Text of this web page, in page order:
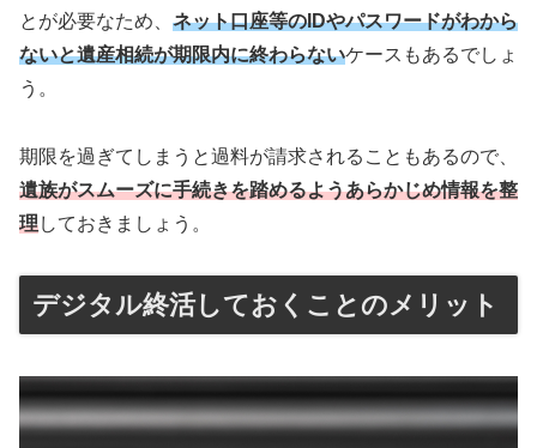
とが必要なため、 ネット口座等のIDやパスワードがわから
ないと遺産相続が期限内に終わらないケースもあるでしょ
う。
期限を過ぎてしまうと過料が請求されることもあるので、
遺族がスムーズに手続きを踏めるようあらかじめ情報を整
理しておきましょう。
デジタル終活しておくことのメリット